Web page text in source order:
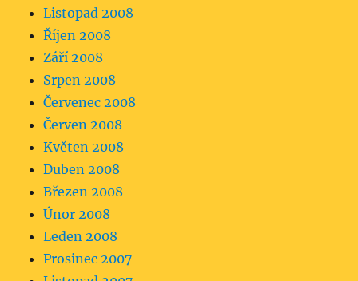
Listopad 2008
Říjen 2008
Září 2008
Srpen 2008
Červenec 2008
Červen 2008
Květen 2008
Duben 2008
Březen 2008
Únor 2008
Leden 2008
Prosinec 2007